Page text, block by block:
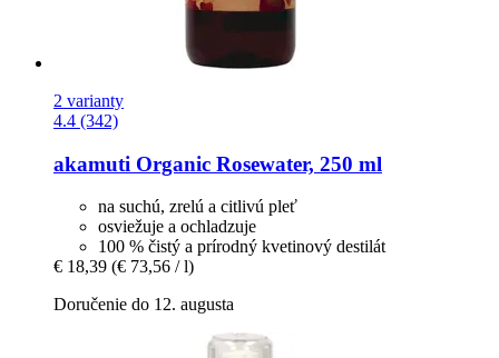
2 varianty
4.4 (342)
akamuti Organic Rosewater, 250 ml
na suchú, zrelú a citlivú pleť
osviežuje a ochladzuje
100 % čistý a prírodný kvetinový destilát
€ 18,39 (€ 73,56 / l)
Doručenie do 12. augusta